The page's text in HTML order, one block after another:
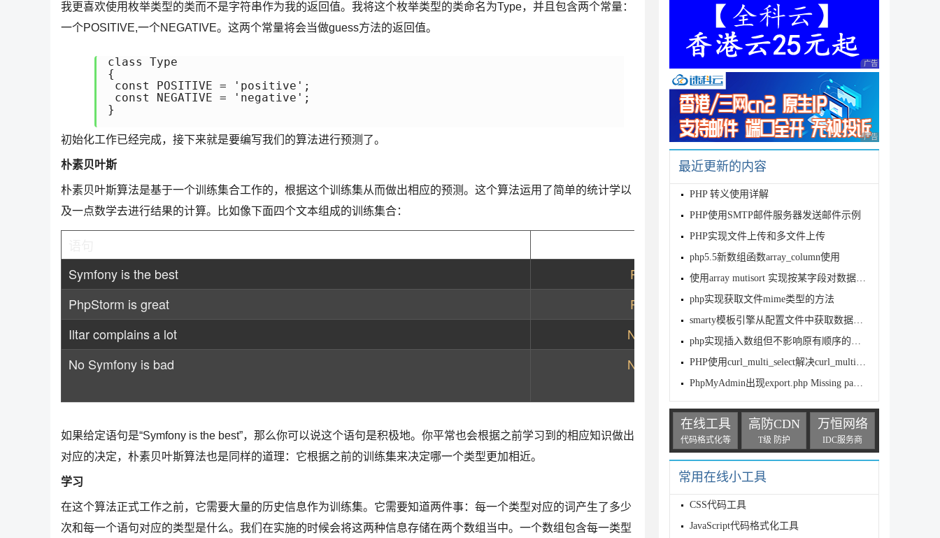
我更喜欢使用枚举类型的类而不是字符串作为我的返回值。我将这个枚举类型的类命名为Type，并且包含两个常量：
一个POSITIVE,一个NEGATIVE。这两个常量将会当做guess方法的返回值。
class Type
{
const POSITIVE = 'positive';
const NEGATIVE = 'negative';
}
初始化工作已经完成，接下来就是要编写我们的算法进行预测了。
朴素贝叶斯
朴素贝叶斯算法是基于一个训练集合工作的，根据这个训练集从而做出相应的预测。这个算法运用了简单的统计学以
及一点数学去进行结果的计算。比如像下面四个文本组成的训练集合：
Symfony is the best
Positive
PhpStorm is great
Positive
Iltar complains a lot
Negative
No Symfony is bad
Negative
如果给定语句是“Symfony is the best”，那么你可以说这个语句是积极地。你平常也会根据之前学习到的相应知识做出
对应的决定，朴素贝叶斯算法也是同样的道理：它根据之前的训练集来决定哪一个类型更加相近。
学习
在这个算法正式工作之前，它需要大量的历史信息作为训练集。它需要知道两件事：每一个类型对应的词产生了多少
次和每一个语句对应的类型是什么。我们在实施的时候会将这两种信息存储在两个数组当中。一个数组包含每一类型
广告 商业广告，理性
广告 商业广告，理性
最近更新的内容
PHP 转义使用详解
PHP使用SMTP邮件服务器发送邮件示例
PHP实现文件上传和多文件上传
php5.5新数组函数array_column使用
使用array mutisort 实现按某字段对数据排序
php实现获取文件mime类型的方法
smarty模板引擎从配置文件中获取数据的方法
php实现插入数组但不影响原有顺序的方法
PHP使用curl_multi_select解决curl_multi网页假死
PhpMyAdmin出现export.php Missing paramet
在线工具
代码格式化等
高防CDN
T级 防护
万恒网络
IDC服务商
常用在线小工具
CSS代码工具
JavaScript代码格式化工具